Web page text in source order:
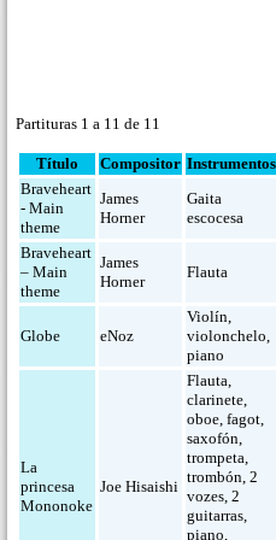
Partituras 1 a 11 de 11
Título Compositor Instrumentos
Braveheart
- Main
theme
James
Horner
Gaita
escocesa
Braveheart
– Main
theme
James
Horner
Flauta
Globe eNoz
Violín,
violonchelo,
piano
La
princesa
Mononoke
Joe Hisaishi
Flauta,
clarinete,
oboe,fagot,
saxofón,
trompeta,
trombón,2
vozes,2
guitarras,
piano,